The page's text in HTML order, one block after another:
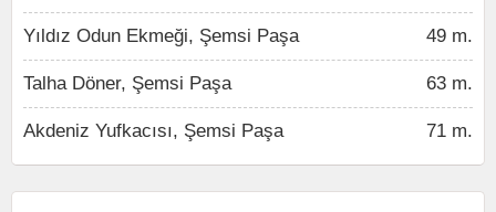
Yıldız Odun Ekmeği, Şemsi Paşa 49 m.
Talha Döner, Şemsi Paşa 63 m.
Akdeniz Yufkacısı, Şemsi Paşa 71 m.